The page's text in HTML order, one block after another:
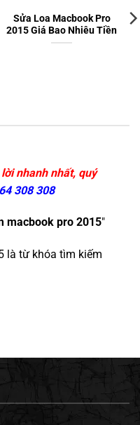
Sửa Loa Macbook Pro
2015 Giá Bao Nhiêu Tiền
nhanh nhất, quý
308 308
macbook pro 2015"
là từ khóa tìm kiếm